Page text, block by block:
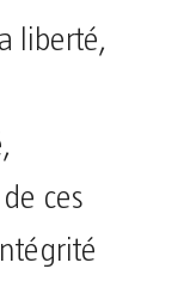
liberté,
ces